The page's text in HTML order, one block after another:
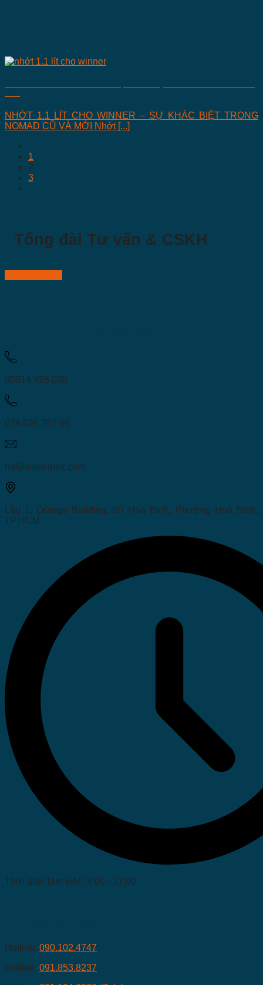
NHỚT 1.1 LÍT CHO WINNER – SỰ KHÁC BIỆT TRONG
NOMAD CŨ VÀ MỚI Nhớt [...]
1
2
3
Tổng đài Tư vấn & CSKH
00914 425 038
028.626.782.69
ha@sonaimex.com
Lầu 1, Orange Building, 60 Hòa Bình, Phường Hoà Bình,
TP.HCM
Thời gian làm việc: 8:00 - 17:00
Hotline: 090.102.4747
Hotline: 091.853.8237